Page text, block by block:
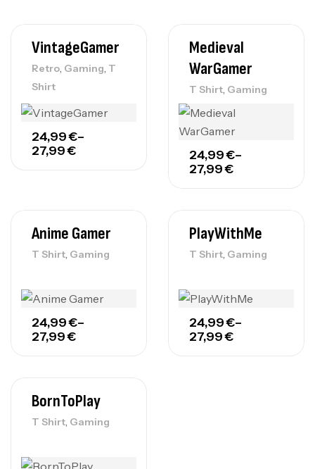
VintageGamer
Retro Gaming T
Shirt
24,99€–
27,99€
Medieval
WarGamer
T Shirt Gaming
24,99€–
27,99€
Anime Gamer
T Shirt Gaming
24,99€–
27,99€
PlayWithMe
T Shirt Gaming
24,99€–
27,99€
BornToPlay
T Shirt Gaming